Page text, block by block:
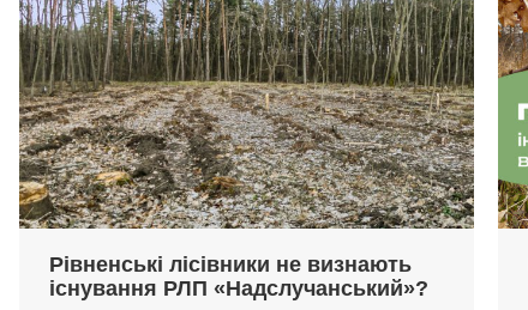
Рівненські лісівники не визнають
існування РЛП «Надслучанський»?